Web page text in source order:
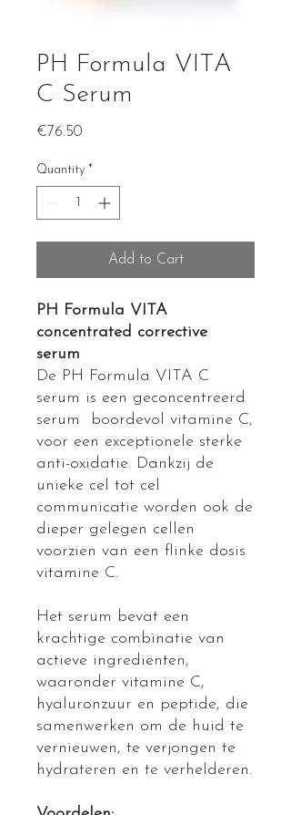
PH Formula VITA
C Serum
€76.50Price
Quantity *
Add to Cart
PH Formula VITA
concentrated corrective
serum
De PH Formula VITA C
serum is een geconcentreerd
serum boordevol vitamine C,
voor een exceptionele sterke
anti-oxidatie. Dankzij de
unieke cel tot cel
communicatie worden ook de
dieper gelegen cellen
voorzien van een flinke dosis
vitamine C.
Het serum bevat een
krachtige combinatie van
actieve ingrediënten,
waaronder vitamine C,
hyaluronzuur en peptide, die
samenwerken om de huid te
vernieuwen, te verjongen te
hydrateren en te verhelderen.